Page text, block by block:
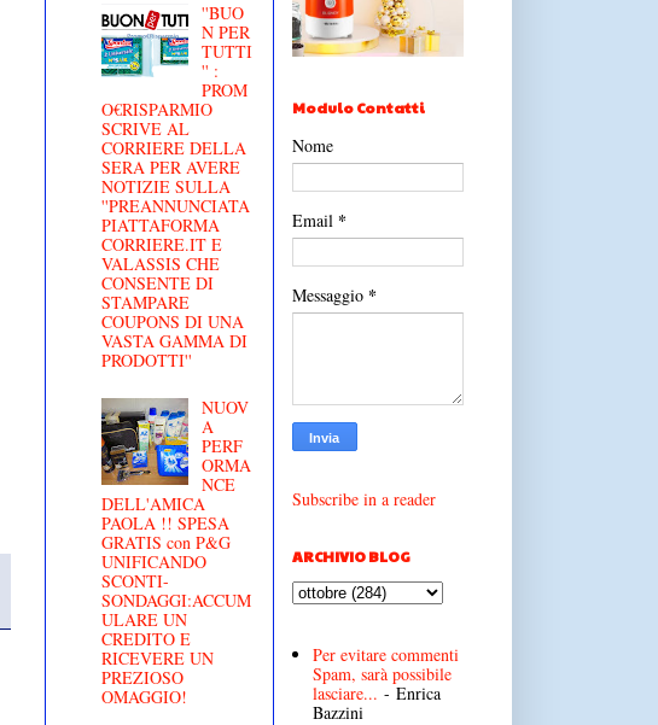
''BUO
N PER
TUTTI
'' :
PROM
O€RISPARMIO
SCRIVE AL
CORRIERE DELLA
SERA PER AVERE
NOTIZIE SULLA
''PREANNUNCIATA
PIATTAFORMA
CORRIERE.IT E
VALASSIS CHE
CONSENTE DI
STAMPARE
COUPONS DI UNA
VASTA GAMMA DI
PRODOTTI''
NUOV
A
PERF
ORMA
NCE
DELL'AMICA
PAOLA !! SPESA
GRATIS con P&G
UNIFICANDO
SCONTI-
SONDAGGI:ACCUM
ULARE UN
CREDITO E
RICEVERE UN
PREZIOSO
OMAGGIO!
Modulo Contatti
Nome
Email *
Messaggio *
Subscribe in a reader
ARCHIVIO BLOG
Per evitare commenti
Spam, sarà possibile
lasciare... - Enrica
Bazzini